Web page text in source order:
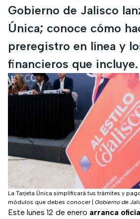
Gobierno de Jalisco
Única; conoce cómo
preregistro en línea y
financieros que incluye.
La Tarjeta Única simplificará tus trámites y
módulos que debes conocer| Gobierno de
Este lunes 12 de enero arranca